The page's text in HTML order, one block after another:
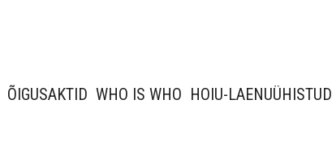
ÕIGUSAKTID WHO IS WHO HOIU-LAENUÜHISTUD